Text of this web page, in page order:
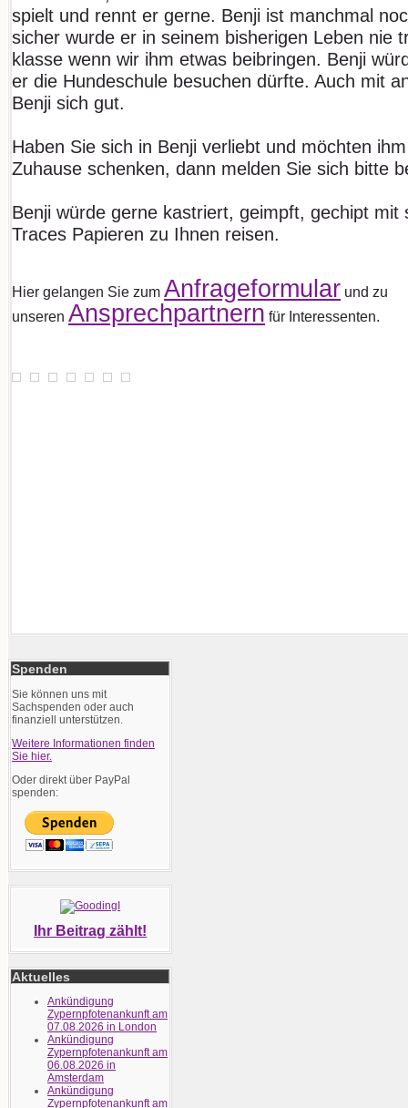
spielt und rennt er gerne. Benji ist manchmal
sicher wurde er in seinem bisherigen Leben nie
klasse wenn wir ihm etwas beibringen. Benji
er die Hundeschule besuchen dürfte. Auch mit
Benji sich gut.
Haben Sie sich in Benji verliebt und möchten
Zuhause schenken, dann melden Sie sich bitte
Benji würde gerne kastriert, geimpft, gechipt mit
Traces Papieren zu Ihnen reisen.
Hier gelangen Sie zum Anfrageformular und zu
unseren Ansprechpartnern für Interessenten.
Spenden
Sie können uns mit
Sachspenden oder auch
finanziell unterstützen.
Weitere Informationen finden
Sie hier.
Oder direkt über PayPal
spenden:
Ihr Beitrag zählt!
Aktuelles
Ankündigung
Zypernpfotenankunft am
07.08.2026 in London
Ankündigung
Zypernpfotenankunft am
06.08.2026 in
Amsterdam
Ankündigung
Zypernpfotenankunft am